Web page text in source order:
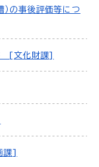
の事後評価等につ
[文化財課]
課]